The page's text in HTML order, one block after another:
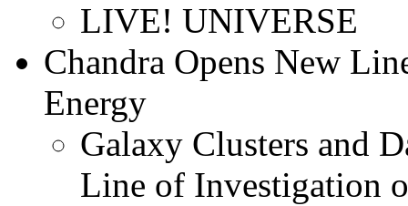
LIVE! UNIVERSE
Chandra Opens New
Energy
Galaxy Clusters and
Line of Investigation